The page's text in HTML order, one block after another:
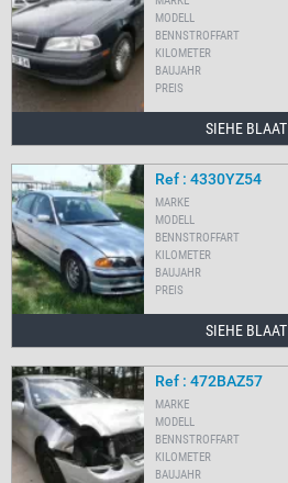
MODELL
BENNSTROFFART
KILOMETER
BAUJAHR
PREIS
SIEHE BLAAT
MARKE
Ref : 4330YZ54
MODELL
BENNSTROFFART
KILOMETER
BAUJAHR
PREIS
SIEHE BLAAT
MARKE
Ref : 472BAZ57
MODELL
BENNSTROFFART
KILOMETER
BAUJAHR